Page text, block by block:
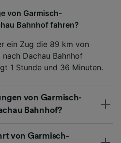
von Garmisch-
Bahnhof fahren?
ein Zug die 89 km von
Dachau Bahnhof
1 Stunde und 36 Minuten.
von Garmisch-
Bahnhof?
von Garmisch-